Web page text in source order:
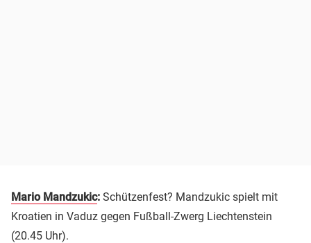
Mario Mandzukic: Schützenfest? Mandzukic spielt mit
Kroatien in Vaduz gegen Fußball-Zwerg Liechtenstein
(20.45 Uhr).